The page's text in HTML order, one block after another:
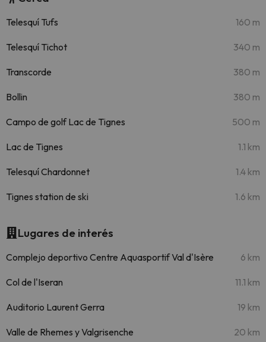
Telesquí Tufs 160 m
Telesquí Tichot 340 m
Transcorde 380 m
Bollin 380 m
Campo de golf Lac de Tignes 500 m
Lac de Tignes 1.1 km
Telesquí Chardonnet 1.4 km
Tignes station de ski 1.6 km
Lugares de interés
Complejo deportivo Centre Aquasportif Val d'Isère 6 km
Col de l'Iseran 11.1 km
Auditorio Laurent Gerra 19 km
Valle de Rhemes y Valgrisenche 20 km